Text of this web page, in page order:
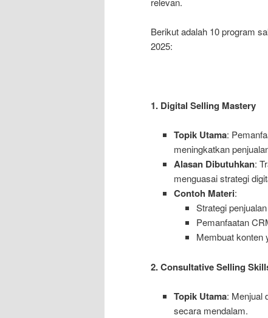
Berikut adalah 10 program
2025:
1. Digital Selling Mastery
Topik Utama:
meningkatkan
Alasan Dibutuhkan:
menguasai strategi
Contoh Materi:
Strategi
Pemanfaatan
Membuat konten
2. Consultative Selling
Topik Utama: Menjual
secara mendalam.